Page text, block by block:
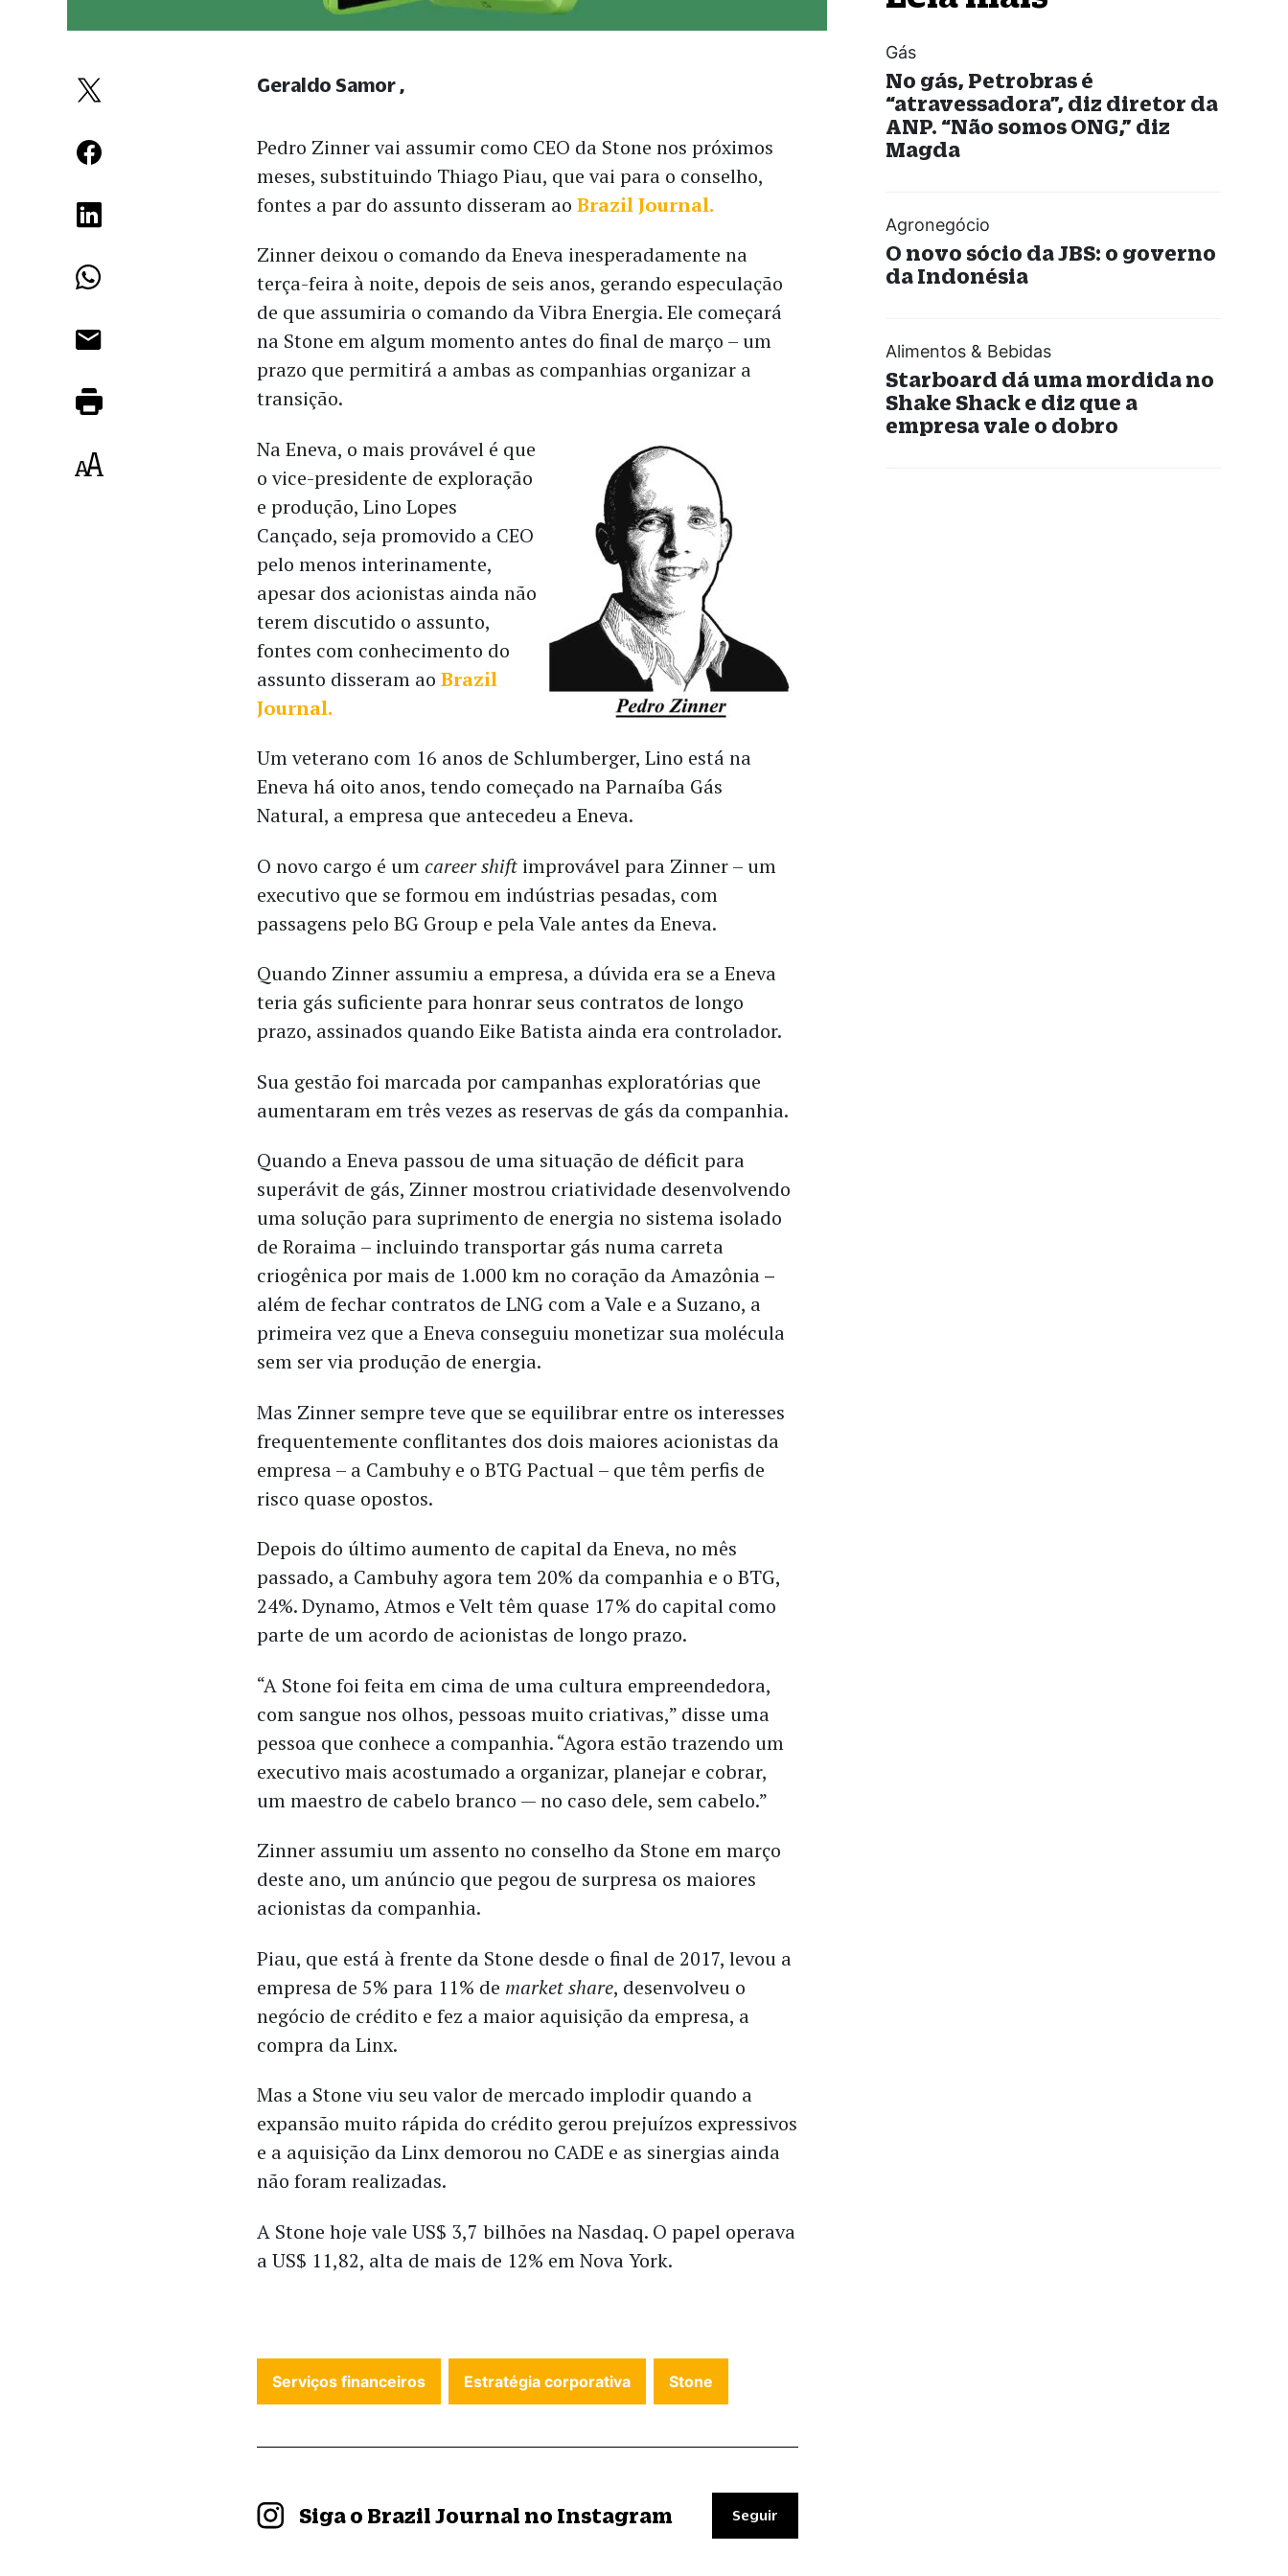
Pedro Zinner vai assumir como CEO da Stone nos próximos
meses, substituindo Thiago Piau, que vai para o conselho,
fontes a par do assunto disseram aoBrazil Journal.
Zinner deixou o comando da Eneva inesperadamente na
terça-feira à noite, depois de seis anos, gerando especulação
de que assumiria o comando da Vibra Energia. Ele começará
na Stone em algum momento antes do final de março – um
prazo que permitirá a ambas as companhias organizar a
transição.
Na Eneva, o mais provável é que
o vice-presidente de exploração
e produção, Lino Lopes
Cançado, seja promovido a CEO
pelo menos interinamente,
apesar dos acionistas ainda não
terem discutido o assunto,
fontes com conhecimento do
assunto disseram aoBrazil
Journal.
Um veterano com 16 anos de Schlumberger, Lino está na
Eneva há oito anos, tendo começado na Parnaíba Gás
Natural, a empresa que antecedeu a Eneva.
O novo cargo é umcareer shift improvável para Zinner – um
executivo que se formou em indústrias pesadas, com
passagens pelo BG Group e pela Vale antes da Eneva.
Quando Zinner assumiu a empresa, a dúvida era se a Eneva
teria gás suficiente para honrar seus contratos de longo
prazo, assinados quando Eike Batista ainda era controlador.
Sua gestão foi marcada por campanhas exploratórias que
aumentaram em três vezes as reservas de gás da companhia.
Quando a Eneva passou de uma situação de déficit para
superávit de gás, Zinner mostrou criatividade desenvolvendo
uma solução para suprimento de energia no sistema isolado
de Roraima – incluindo transportar gás numa carreta
criogênica por mais de 1.000 km no coração da Amazônia–
além de fechar contratos de LNG com a Vale e a Suzano, a
primeira vez que a Eneva conseguiu monetizar sua molécula
sem ser via produção de energia.
Mas Zinner sempre teve que se equilibrar entre os interesses
frequentemente conflitantes dos dois maiores acionistas da
empresa – a Cambuhy e o BTG Pactual – que têm perfis de
risco quase opostos.
Depois do último aumento de capital da Eneva, no mês
passado, a Cambuhy agora tem 20% da companhia e o BTG,
24%. Dynamo, Atmos e Velt têm quase 17% do capital como
parte de um acordo de acionistas de longo prazo.
“A Stone foi feita em cima de uma cultura empreendedora,
com sangue nos olhos, pessoas muito criativas,” disse uma
pessoa que conhece a companhia. “Agora estão trazendo um
executivo mais acostumado a organizar, planejar e cobrar,
um maestro de cabelo branco — no caso dele, sem cabelo.”
Zinner assumiu um assento no conselho da Stone em março
deste ano, um anúncio que pegou de surpresa os maiores
acionistas da companhia.
Piau, que está à frente da Stone desde o final de 2017, levou a
empresa de 5% para 11% de market share, desenvolveu o
negócio de crédito e fez a maior aquisição da empresa, a
compra da Linx.
Mas a Stone viu seu valor de mercado implodir quando a
expansão muito rápida do crédito gerou prejuízos expressivos
e a aquisição da Linx demorou no CADE e as sinergias ainda
não foram realizadas.
A Stone hoje vale US$ 3,7 bilhões na Nasdaq. O papel operava
a US$ 11,82, alta de mais de 12% em Nova York.
Geraldo Samor
Serviços financeiros Estratégia corporativa Stone
Siga o Brazil Journal no Instagram Seguir
Gás
No gás, Petrobras é
“atravessadora”, diz diretor da
ANP. “Não somos ONG,” diz
Magda
Agronegócio
O novo sócio da JBS: o governo
da Indonésia
Alimentos & Bebidas
Starboard dá uma mordida no
Shake Shack e diz que a
empresa vale o dobro